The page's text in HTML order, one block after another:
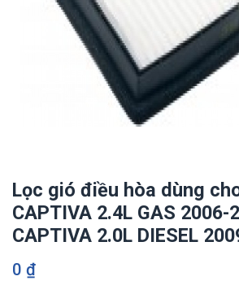
Lọc gió điều hòa dùng cho
CAPTIVA 2.4L GAS 2006-
CAPTIVA 2.0L DIESEL
0 ₫